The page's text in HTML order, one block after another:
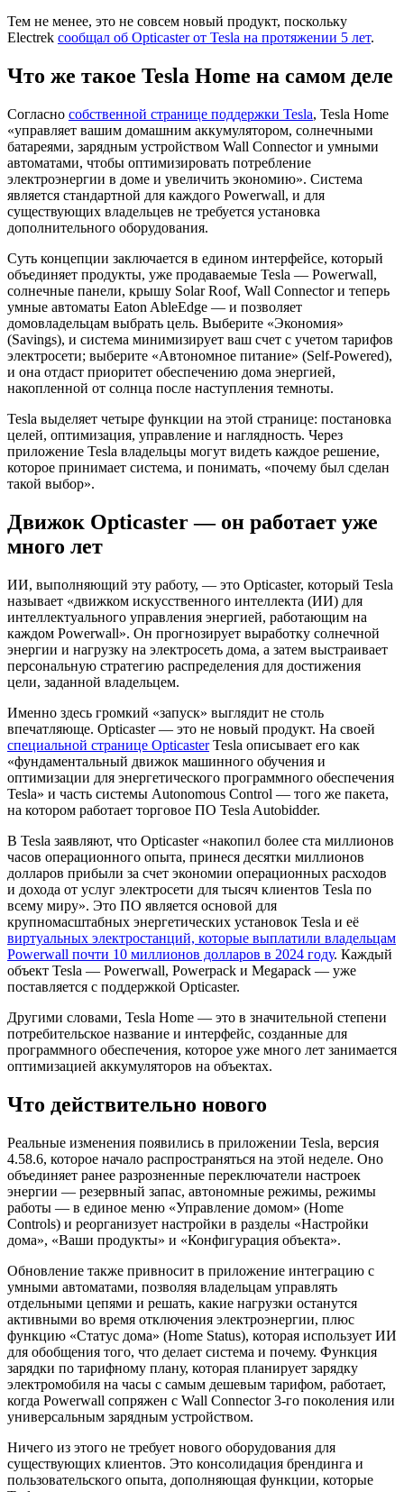
Тем не менее, это не совсем новый продукт, поскольку
Electrek сообщал об Opticaster от Tesla на протяжении 5 лет.
Что же такое Tesla Home на самом деле
Согласно собственной странице поддержки Tesla, Tesla Home
«управляет вашим домашним аккумулятором, солнечными
батареями, зарядным устройством Wall Connector и умными
автоматами, чтобы оптимизировать потребление
электроэнергии в доме и увеличить экономию». Система
является стандартной для каждого Powerwall, и для
существующих владельцев не требуется установка
дополнительного оборудования.
Суть концепции заключается в едином интерфейсе, который
объединяет продукты, уже продаваемые Tesla — Powerwall,
солнечные панели, крышу Solar Roof, Wall Connector и теперь
умные автоматы Eaton AbleEdge — и позволяет
домовладельцам выбрать цель. Выберите «Экономия»
(Savings), и система минимизирует ваш счет с учетом тарифов
электросети; выберите «Автономное питание» (Self-Powered),
и она отдаст приоритет обеспечению дома энергией,
накопленной от солнца после наступления темноты.
Tesla выделяет четыре функции на этой странице: постановка
целей, оптимизация, управление и наглядность. Через
приложение Tesla владельцы могут видеть каждое решение,
которое принимает система, и понимать, «почему был сделан
такой выбор».
Движок Opticaster — он работает уже
много лет
ИИ, выполняющий эту работу, — это Opticaster, который Tesla
называет «движком искусственного интеллекта (ИИ) для
интеллектуального управления энергией, работающим на
каждом Powerwall». Он прогнозирует выработку солнечной
энергии и нагрузку на электросеть дома, а затем выстраивает
персональную стратегию распределения для достижения
цели, заданной владельцем.
Именно здесь громкий «запуск» выглядит не столь
впечатляюще. Opticaster — это не новый продукт. На своей
специальной странице OpticasterTesla описывает его как
«фундаментальный движок машинного обучения и
оптимизации для энергетического программного обеспечения
Tesla» и часть системы Autonomous Control — того же пакета,
на котором работает торговое ПО Tesla Autobidder.
В Tesla заявляют, что Opticaster «накопил более ста миллионов
часов операционного опыта, принеся десятки миллионов
долларов прибыли за счет экономии операционных расходов
и дохода от услуг электросети для тысяч клиентов Tesla по
всему миру». Это ПО является основой для
крупномасштабных энергетических установок Tesla и её
виртуальных электростанций, которые выплатили владельцам
Powerwall почти 10 миллионов долларов в 2024 году. Каждый
объект Tesla — Powerwall, Powerpack и Megapack — уже
поставляется с поддержкой Opticaster.
Другими словами, Tesla Home — это в значительной степени
потребительское название и интерфейс, созданные для
программного обеспечения, которое уже много лет занимается
оптимизацией аккумуляторов на объектах.
Что действительно нового
Реальные изменения появились в приложении Tesla, версия
4.58.6, которое начало распространяться на этой неделе. Оно
объединяет ранее разрозненные переключатели настроек
энергии — резервный запас, автономные режимы, режимы
работы — в единое меню «Управление домом» (Home
Controls) и реорганизует настройки в разделы «Настройки
дома», «Ваши продукты» и «Конфигурация объекта».
Обновление также привносит в приложение интеграцию с
умными автоматами, позволяя владельцам управлять
отдельными цепями и решать, какие нагрузки останутся
активными во время отключения электроэнергии, плюс
функцию «Статус дома» (Home Status), которая использует ИИ
для обобщения того, что делает система и почему. Функция
зарядки по тарифному плану, которая планирует зарядку
электромобиля на часы с самым дешевым тарифом, работает,
когда Powerwall сопряжен с Wall Connector 3-го поколения или
универсальным зарядным устройством.
Ничего из этого не требует нового оборудования для
существующих клиентов. Это консолидация брендинга и
пользовательского опыта, дополняющая функции, которые